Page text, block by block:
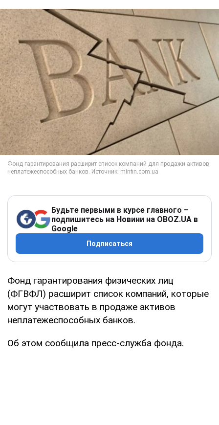
Будьте первыми в курсе главного –
подпишитесь на Новини на OBOZ.UA в
Google
Подписаться
Фонд гарантирования физических лиц
(ФГВФЛ) расширит список компаний, которые
могут участвовать в продаже активов
неплатежеспособных банков.
Об этом сообщила пресс-служба фонда.